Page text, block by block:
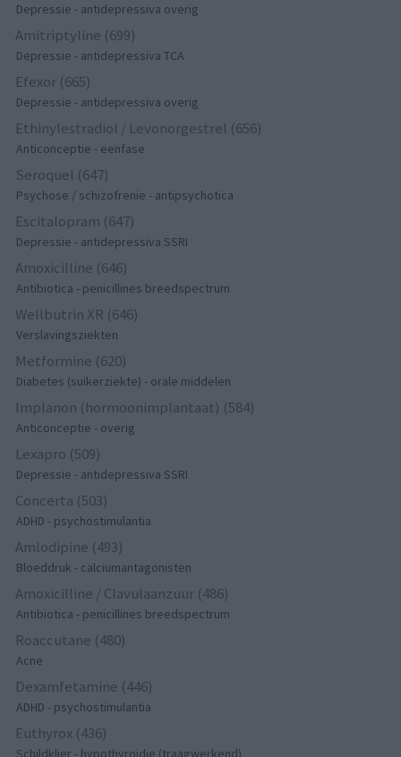
Depressie - antidepressiva overig
Amitriptyline (699)
Depressie - antidepressiva TCA
Efexor (665)
Depressie - antidepressiva overig
Ethinylestradiol / Levonorgestrel (656)
Anticonceptie - eenfase
Seroquel (647)
Psychose / schizofrenie - antipsychotica
Escitalopram (647)
Depressie - antidepressiva SSRI
Amoxicilline (646)
Antibiotica - penicillines breedspectrum
Wellbutrin XR (646)
Verslavingsziekten
Metformine (620)
Diabetes (suikerziekte) - orale middelen
Implanon (hormoonimplantaat) (584)
Anticonceptie - overig
Lexapro (509)
Depressie - antidepressiva SSRI
Concerta (503)
ADHD - psychostimulantia
Amlodipine (493)
Bloeddruk - calciumantagonisten
Amoxicilline / Clavulaanzuur (486)
Antibiotica - penicillines breedspectrum
Roaccutane (480)
Acne
Dexamfetamine (446)
ADHD - psychostimulantia
Euthyrox (436)
Schildklier - hypothyroidie (traagwerkend)